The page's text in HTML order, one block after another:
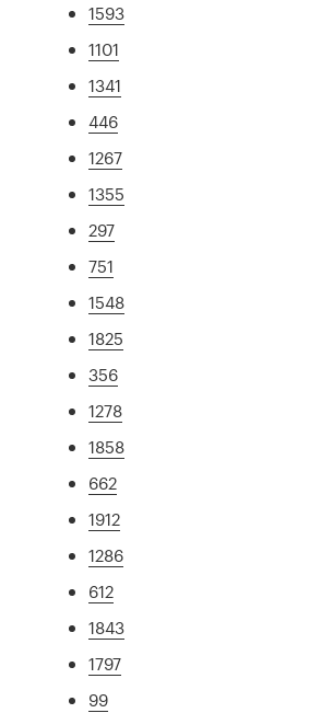
1593
1101
1341
446
1267
1355
297
751
1548
1825
356
1278
1858
662
1912
1286
612
1843
1797
99